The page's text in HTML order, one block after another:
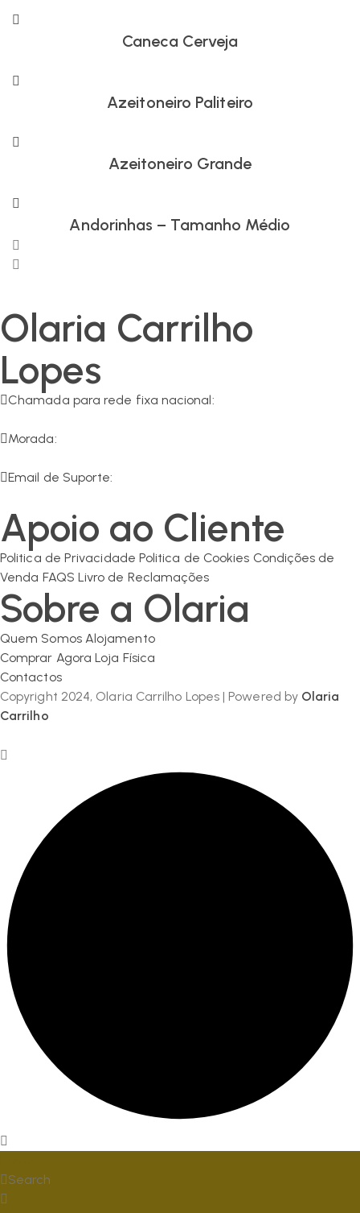
Caneca Cerveja
Azeitoneiro Paliteiro
Azeitoneiro Grande
Andorinhas – Tamanho Médio
Olaria Carrilho
Lopes
Chamada para rede fixa nacional:
Morada:
Email de Suporte:
Apoio ao Cliente
Politica de Privacidade Politica de Cookies Condições de
Venda FAQS Livro de Reclamações
Sobre a Olaria
Quem Somos Alojamento
Comprar Agora Loja Física
Contactos
Copyright 2024, Olaria Carrilho Lopes | Powered by Olaria
Carrilho
Search